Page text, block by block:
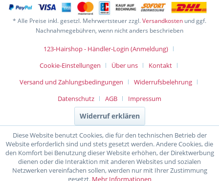
* Alle Preise inkl. gesetzl. Mehrwertsteuer zzgl.Versandkosten und ggf.
Nachnahmegebühren, wenn nicht anders beschrieben
123-Hairshop - Händler-Login (Anmeldung)
Cookie-Einstellungen
Über uns
Kontakt
Versand und Zahlungsbedingungen
Widerrufsbelehrung
Datenschutz
AGB Impressum
Widerruf erklären
Diese Website benutzt Cookies, die für den technischen Betrieb der
Website erforderlich sind und stets gesetzt werden. Andere Cookies, die
den Komfort bei Benutzung dieser Website erhöhen, der Direktwerbung
dienen oder die Interaktion mit anderen Websites und sozialen
Netzwerken vereinfachen sollen, werden nur mit Ihrer Zustimmung
gesetzt. Mehr Informationen